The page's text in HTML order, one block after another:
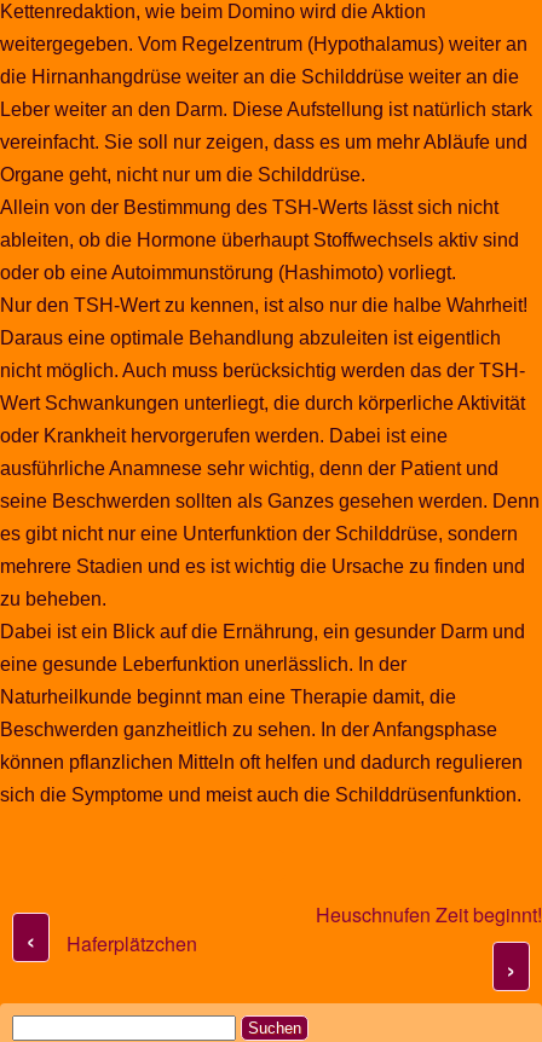
Kettenredaktion, wie beim Domino wird die Aktion
weitergegeben. Vom Regelzentrum (Hypothalamus) weiter an
die Hirnanhangdrüse weiter an die Schilddrüse weiter an die
Leber weiter an den Darm. Diese Aufstellung ist natürlich stark
vereinfacht. Sie soll nur zeigen, dass es um mehr Abläufe und
Organe geht, nicht nur um die Schilddrüse.
Allein von der Bestimmung des TSH-Werts lässt sich nicht
ableiten, ob die Hormone überhaupt Stoffwechsels aktiv sind
oder ob eine Autoimmunstörung (Hashimoto) vorliegt.
Nur den TSH-Wert zu kennen, ist also nur die halbe Wahrheit!
Daraus eine optimale Behandlung abzuleiten ist eigentlich
nicht möglich. Auch muss berücksichtig werden das der TSH-
Wert Schwankungen unterliegt, die durch körperliche Aktivität
oder Krankheit hervorgerufen werden. Dabei ist eine
ausführliche Anamnese sehr wichtig, denn der Patient und
seine Beschwerden sollten als Ganzes gesehen werden. Denn
es gibt nicht nur eine Unterfunktion der Schilddrüse, sondern
mehrere Stadien und es ist wichtig die Ursache zu finden und
zu beheben.
Dabei ist ein Blick auf die Ernährung, ein gesunder Darm und
eine gesunde Leberfunktion unerlässlich. In der
Naturheilkunde beginnt man eine Therapie damit, die
Beschwerden ganzheitlich zu sehen. In der Anfangsphase
können pflanzlichen Mitteln oft helfen und dadurch regulieren
sich die Symptome und meist auch die Schilddrüsenfunktion.
Post navigation
‹ Haferplätzchen
Heuschnufen Zeit beginnt!
›